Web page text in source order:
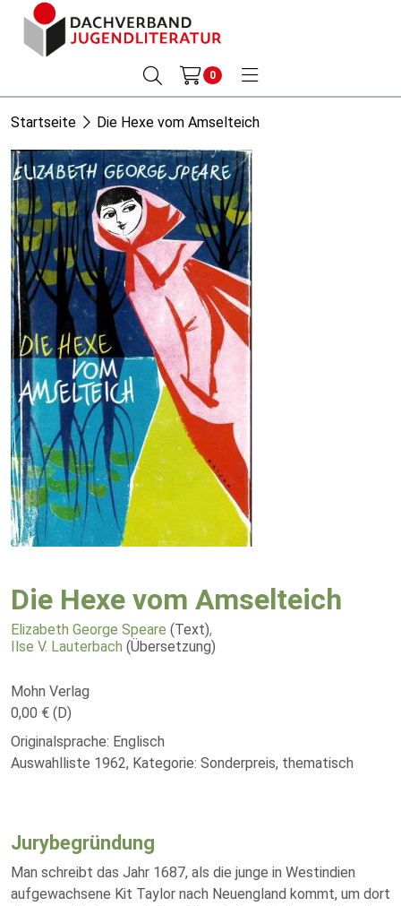
0
Startseite Die Hexe vom Amselteich
Die Hexe vom Amselteich
Elizabeth George Speare (Text),
Ilse V. Lauterbach (Übersetzung)
Mohn Verlag
0,00 € (D)
Originalsprache: Englisch
Auswahlliste 1962, Kategorie: Sonderpreis, thematisch
Jurybegründung
Man schreibt das Jahr 1687, als die junge in Westindien
aufgewachsene Kit Taylor nach Neuengland kommt, um dort